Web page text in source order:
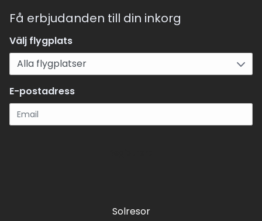
Få erbjudanden till din inkorg
Välj flygplats
E-postadress
Solresor